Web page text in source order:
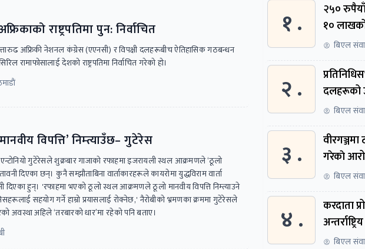
राष्ट्रपतिमा पुन: निर्वाचित
अफ्रिकी नेशनल कंग्रेस (एएनसी) र विपक्षी दलहरूबीच ऐतिहासिक गठबन्धन
रामाफोसालाई देशको राष्ट्रपतिमा निर्वाचित गरेको हो।
विपत्ति’ निम्त्याउँछ– गुटेरेस
गुटेरेसले शुक्रबार गाजाको रफाहमा इजरायली स्थल आक्रमणले ‘ठूलो
दिएका छन्। कुनै सम्झौताबिना वार्ताकारहरूले कायरोमा युद्धविराम वार्ता
दिएका हुन्। 'रफाहमा भएको ठूलो स्थल आक्रमणले ठूलो मानवीय विपत्ति निम्त्याउने
सहयोग गर्ने हाम्रो प्रयासलाई रोक्नेछ,' नैरोबीको भ्रमणका क्रममा गुटेरेसले
अवस्था अहिले ‘तरबारको धार’मा रहेको पनि बताए।
१ .
२५०
१०
बिएल
२ .
दलहरूको
बिएल
३ .
वीरगञ्जमा
गरेकाे
बिएल
४ .
करदाता
बिएल